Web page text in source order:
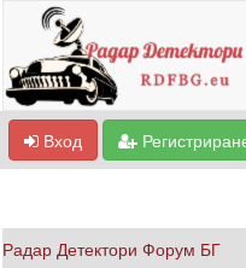
Вход
Радар Детектори Форум БГ